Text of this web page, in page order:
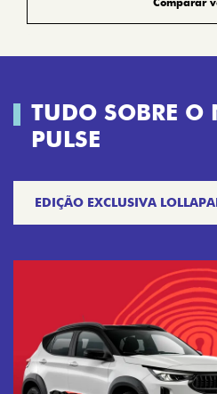
TUDO SOBRE O
PULSE
EDIÇÃO EXCLUSIVA